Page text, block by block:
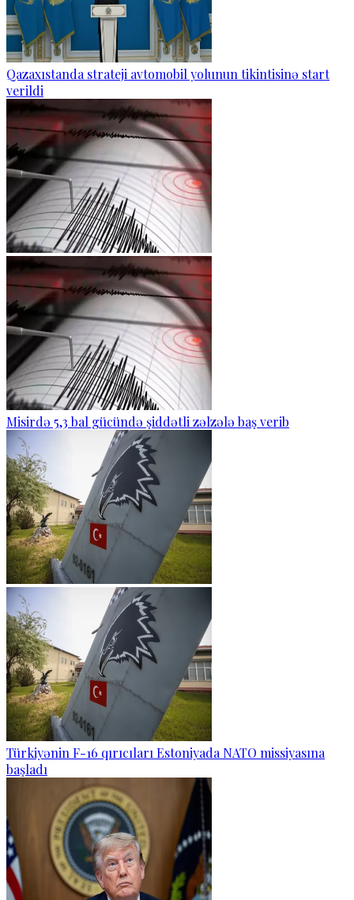
Qazaxıstanda strateji avtomobil yolunun tikintisinə start
verildi
Misirdə 5,3 bal gücündə şiddətli zəlzələ baş verib
Türkiyənin F-16 qırıcıları Estoniyada NATO missiyasına
başladı